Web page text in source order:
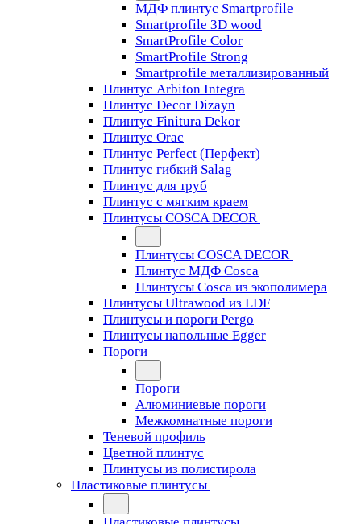
МДФ плинтус Smartprofile
Smartprofile 3D wood
SmartProfile Color
SmartProfile Strong
Smartprofile металлизированный
Плинтус Arbiton Integra
Плинтус Decor Dizayn
Плинтус Finitura Dekor
Плинтус Orac
Плинтус Perfect (Перфект)
Плинтус гибкий Salag
Плинтус для труб
Плинтус с мягким краем
Плинтусы COSCA DECOR
Плинтусы COSCA DECOR
Плинтус МДФ Cosca
Плинтусы Cosca из экополимера
Плинтусы Ultrawood из LDF
Плинтусы и пороги Pergo
Плинтусы напольные Egger
Пороги
Пороги
Алюминиевые пороги
Межкомнатные пороги
Теневой профиль
Цветной плинтус
Плинтусы из полистирола
Пластиковые плинтусы